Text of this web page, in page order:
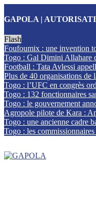
GAPOLA |
Flash
Foufoumix : une invention
Togo : Gal Dimini Allahare
Football : Tata Avlessi
Plus de 40 organisations de
Togo : l’UFC en congrès
Togo : 132 fonctionnaires
Togo : le gouvernement
Agropole pilote de Kara :
Togo : une ancienne cadre
Togo : les